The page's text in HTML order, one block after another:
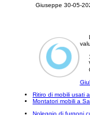
Giuseppe 30-05-
Ritiro di mobili usati
Montatori mobili a
Noleggio di furgoni